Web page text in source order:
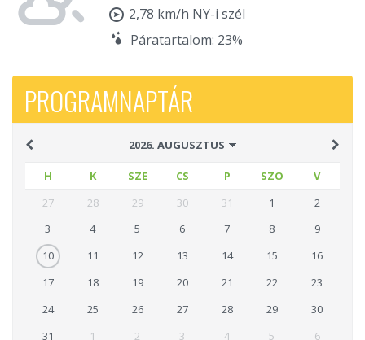
2,78 km/h NY-i szél
Páratartalom: 23%
PROGRAMNAPTÁR
H K SZE CS P SZO
V
27
28 29 30 31 1
2
3
4 5 6 7 8
9
10
11 12 13 14 15
16
17
18 19 20 21 22
23
24
25 26 27 28 29
30
31
1 2 3 4 5 6